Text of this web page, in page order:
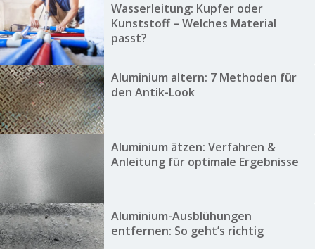
Wasserleitung: Kupfer oder
Kunststoff – Welches Material
passt?
Aluminium altern: 7 Methoden für
den Antik-Look
Aluminium ätzen: Verfahren &
Anleitung für optimale Ergebnisse
Aluminium-Ausblühungen
entfernen: So geht’s richtig